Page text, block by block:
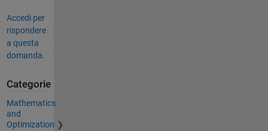
Accedi per
rispondere
a questa
domanda.
Categorie
Mathematics
and
Optimization